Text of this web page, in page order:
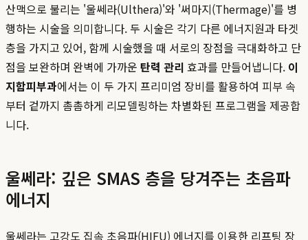
산맥으로 불리는 '울쎄라(Ulthera)'와 '써마지(Thermage)'를 병
행하는 시술을 의미합니다. 두 시술은 각기 다른 에너지원과 타겟
층을 가지고 있어, 함께 시술했을 때 서로의 장점을 극대화하고 단
점을 보완하며 완벽에 가까운 탄력 관리 효과를 만들어냅니다. 이
지함피부과에서는 이 두 가지 프리미엄 장비를 활용하여 피부 속
부터 겉까지 촘촘하게 리모델링하는 차별화된 프로그램을 제공합
니다.
울쎄라: 깊은 SMAS 층을 당겨주는 초음파
에너지
울쎄라는 고강도 집속 초음파(HIFU) 에너지를 이용한 리프팅 장